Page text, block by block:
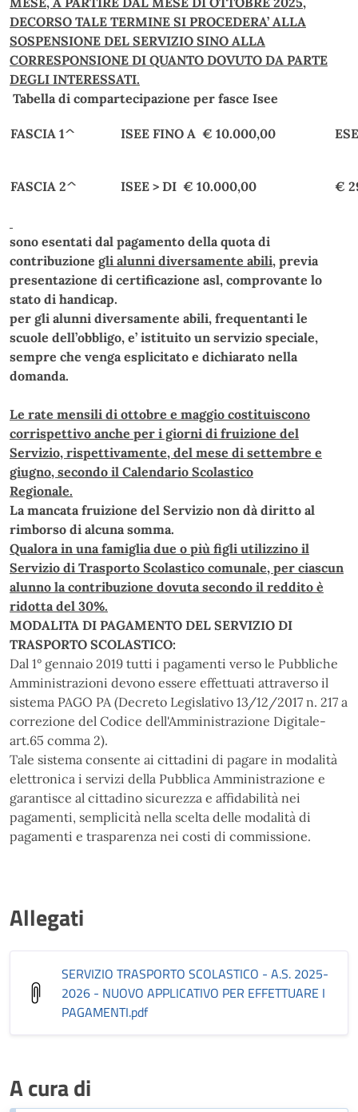
DECORSO TALE TERMINE SI PROCEDERA’ ALLA
SOSPENSIONE DEL SERVIZIO SINO ALLA
CORRESPONSIONE DI QUANTO DOVUTO DA PARTE
DEGLI INTERESSATI.
Tabella di compartecipazione per fasce Isee
FASCIA 1^ ISEE FINO A € 10.000,00
FASCIA 2^ ISEE > DI € 10.000,00 €
sono esentati dal pagamento della quota di
contribuzione gli alunni diversamente abili, previa
presentazione di certificazione asl, comprovante lo
stato di handicap.
per gli alunni diversamente abili, frequentanti le
scuole dell’obbligo, e’ istituito un servizio speciale,
sempre che venga esplicitato e dichiarato nella
domanda.
Le rate mensili di ottobre e maggio costituiscono
corrispettivo anche per i giorni di fruizione del
Servizio, rispettivamente, del mese di settembre e
giugno, secondo il Calendario Scolastico
Regionale.
La mancata fruizione del Servizio non dà diritto al
rimborso di alcuna somma.
Qualora in una famiglia due o più figli utilizzino il
Servizio di Trasporto Scolastico comunale, per ciascun
alunno la contribuzione dovuta secondo il reddito è
ridotta del 30%.
MODALITA DI PAGAMENTO DEL SERVIZIO DI
TRASPORTO SCOLASTICO:
Dal 1° gennaio 2019 tutti i pagamenti verso le Pubbliche
Amministrazioni devono essere effettuati attraverso il
sistema PAGO PA (Decreto Legislativo 13/12/2017 n. 217 a
correzione del Codice dell'Amministrazione Digitale-
art.65 comma 2).
Tale sistema consente ai cittadini di pagare in modalità
elettronica i servizi della Pubblica Amministrazione e
garantisce al cittadino sicurezza e affidabilità nei
pagamenti, semplicità nella scelta delle modalità di
pagamenti e trasparenza nei costi di commissione.
Allegati
SERVIZIO TRASPORTO SCOLASTICO - A.S. 2025-
2026 - NUOVO APPLICATIVO PER EFFETTUARE I
PAGAMENTI.pdf
A cura di